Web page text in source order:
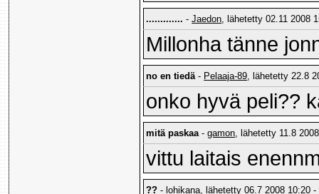
............. -Jaedon, lähetetty 02.11 2008
Millonha tänne
no en tiedä- Pelaaja-89, lähetetty 22.8
onko hyvä peli??
mitä paskaa-gamon, lähetetty 11.8
vittu laitais
?? - lohikana, lähetetty 06.7 2008 10:20